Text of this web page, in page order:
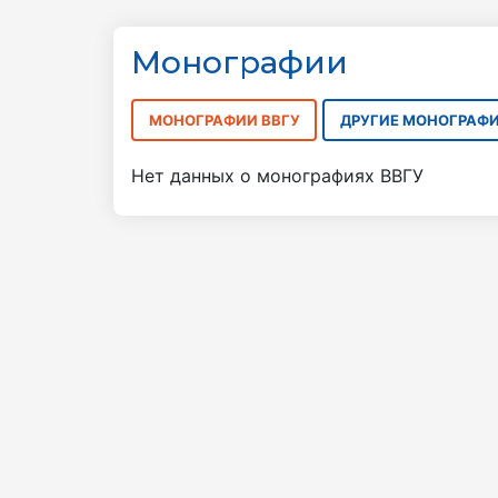
Монографии
МОНОГРАФИИ ВВГУ ДРУГИЕ
Нет данных о монографиях ВВГУ